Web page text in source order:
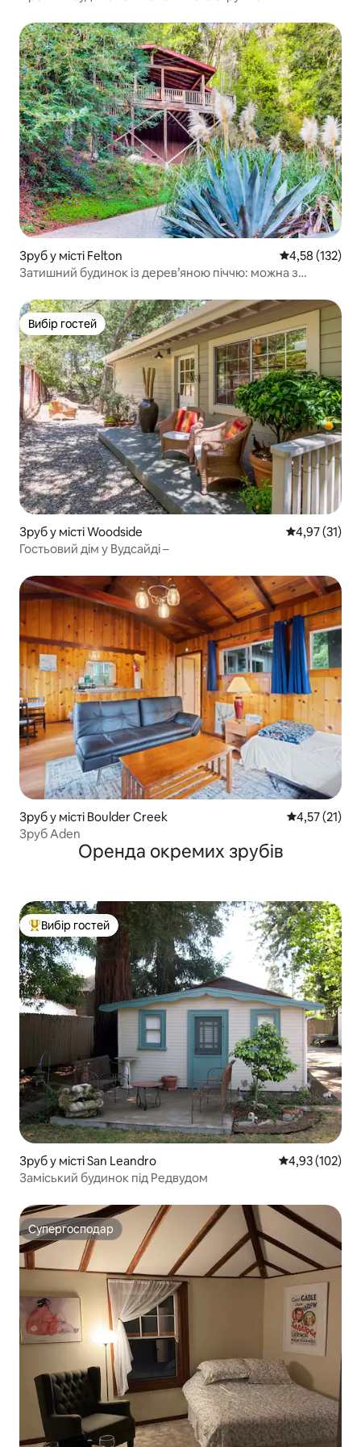
Зруб у місті Felton Середня
4,58 (132)
Затишний будинок із дерев’яною піччю: можна з
Вибір гостей
Вибір гостей
Зруб у місті Woodside Середня
4,97 (31)
Гостьовий дім у Вудсайді –
Зруб у місті Boulder Creek Середня
4,57 (21)
Зруб Aden
Оренда окремих зрубів
Топ вибір гостей
Вибір гостей
Зруб у місті San Leandro Середня
4,93 (102)
Заміський будинок під Редвудом
Супергосподар
Супергосподар